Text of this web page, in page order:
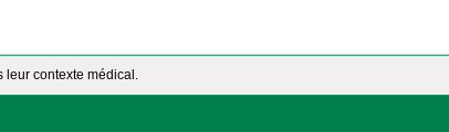
leur contexte médical.